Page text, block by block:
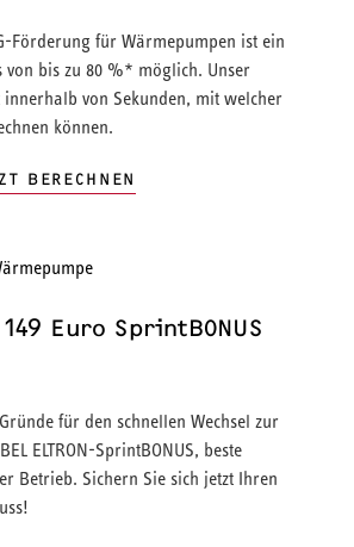
Förderung für Wärmepumpen ist ein
von bis zu 80 %* möglich. Unser
von Sekunden, mit welcher
können.
BERECHNEN
Euro SprintBONUS
für den schnellen Wechsel zur
ELTRON-SprintBONUS, beste
Betrieb. Sichern Sie sich jetzt Ihren